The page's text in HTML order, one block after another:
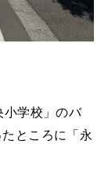
小学校」のバ
ところに「永